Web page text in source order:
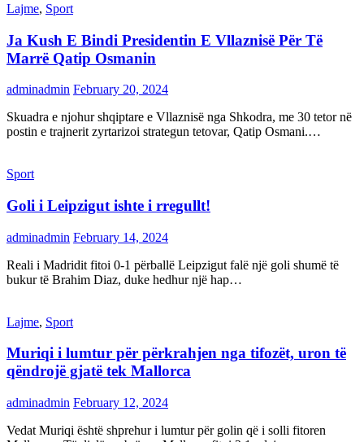
Lajme, Sport
Ja Kush E Bindi Presidentin E Vllaznisë Për Të
Marrë Qatip Osmanin
adminadmin February 20, 2024
Skuadra e njohur shqiptare e Vllaznisë nga Shkodra, me 30 tetor në
postin e trajnerit zyrtarizoi strategun tetovar, Qatip Osmani.…
Sport
Goli i Leipzigut ishte i rregullt!
adminadmin February 14, 2024
Reali i Madridit fitoi 0-1 përballë Leipzigut falë një goli shumë të
bukur të Brahim Diaz, duke hedhur një hap…
Lajme, Sport
Muriqi i lumtur për përkrahjen nga tifozët, uron të
qëndrojë gjatë tek Mallorca
adminadmin February 12, 2024
Vedat Muriqi është shprehur i lumtur për golin që i solli fitoren